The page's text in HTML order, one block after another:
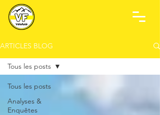
ARTICLES BLOG
Tous les posts
Analyses &
Enquêtes
Tous les posts